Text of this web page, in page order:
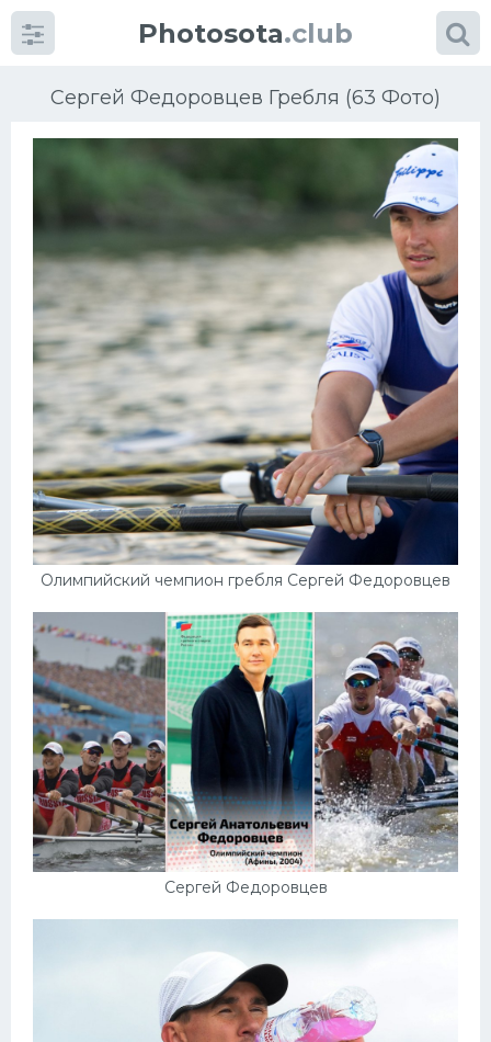
Photosota.club
Сергей Федоровцев Гребля (63 Фото)
Олимпийский чемпион гребля Сергей Федоровцев
Сергей Федоровцев
Категории
Еще картинки...
Футбол
Баскетбол
Хоккей
Велогонки
Конькобежный спорт
Тренажеры
Интерьер квартиры